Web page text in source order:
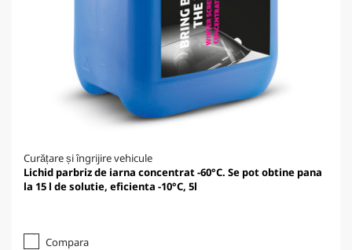
Curățare și îngrijire vehicule
Lichid parbriz de iarna concentrat -60°C. Se pot obtine pana
la 15 l de solutie, eficienta -10°C, 5l
Compara